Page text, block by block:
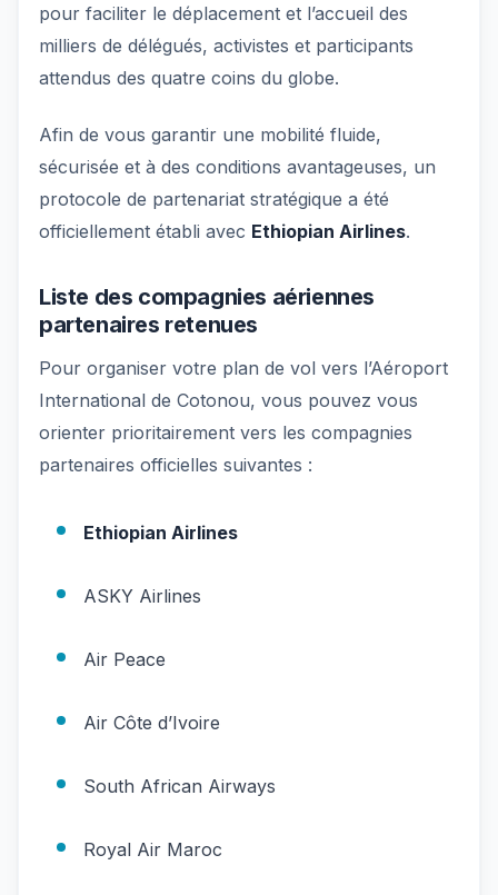
pour faciliter le déplacement et l’accueil des
milliers de délégués, activistes et participants
attendus des quatre coins du globe.
Afin de vous garantir une mobilité fluide,
sécurisée et à des conditions avantageuses, un
protocole de partenariat stratégique a été
officiellement établi avec Ethiopian Airlines.
Liste des compagnies aériennes
partenaires retenues
Pour organiser votre plan de vol vers l’Aéroport
International de Cotonou, vous pouvez vous
orienter prioritairement vers les compagnies
partenaires officielles suivantes :
Ethiopian Airlines
ASKY Airlines
Air Peace
Air Côte d’Ivoire
South African Airways
Royal Air Maroc